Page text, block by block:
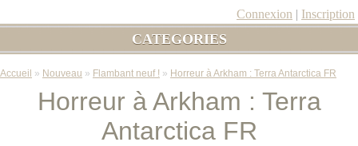
Connexion | Inscription
CATEGORIES
Accueil » Nouveau » Flambant neuf ! » Horreur à Arkham : Terra Antarctica FR
Horreur à Arkham : Terra
Antarctica FR